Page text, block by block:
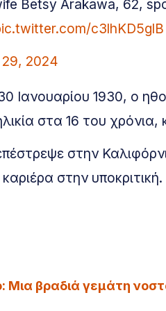
Betsy Arakawa, 62,
c3lhKD5glB
2024
Ιανουαρίου 1930, ο
στα 16 του χρόνια,
στην
στην υποκριτική.
βραδιά γεμάτη